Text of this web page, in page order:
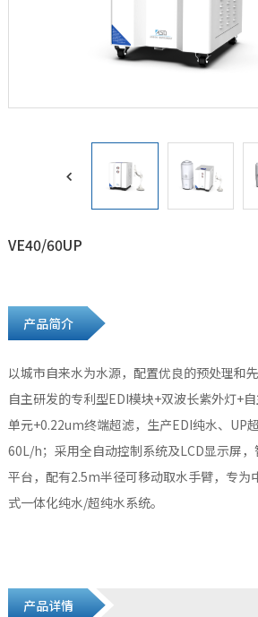

VE40/60UP
产品简介
以城市自来水为水源，配置优良的预处理和
自主研发的专利型EDI模块+双波长紫外灯+
单元+0.22um终端超滤，生产EDI纯水、UP
60L/h；采用全自动控制系统及LCD显示屏
平台，配有2.5m半径可移动取水手臂，专为
式一体化纯水/超纯水系统。
产品详情